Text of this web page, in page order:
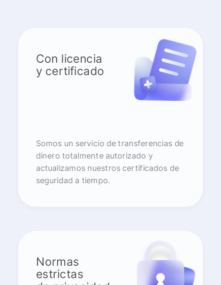
Con licencia
y certificado
Somos un servicio de transferencias de
dinero totalmente autorizado y
actualizamos nuestros certificados de
seguridad a tiempo.
Normas
estrictas